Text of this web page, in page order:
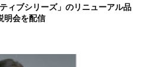
ィブシリーズ」のリニューアル品
明会を配信